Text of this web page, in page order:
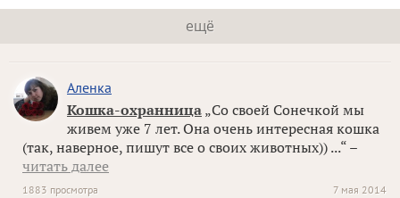
ещё
Аленка
Кошка-охранница „Со своей Сонечкой мы
живем уже 7 лет. Она очень интересная кошка
(так, наверное, пишут все о своих животных)) ...“ –
читать далее
7 мая 2014
1883 просмотра